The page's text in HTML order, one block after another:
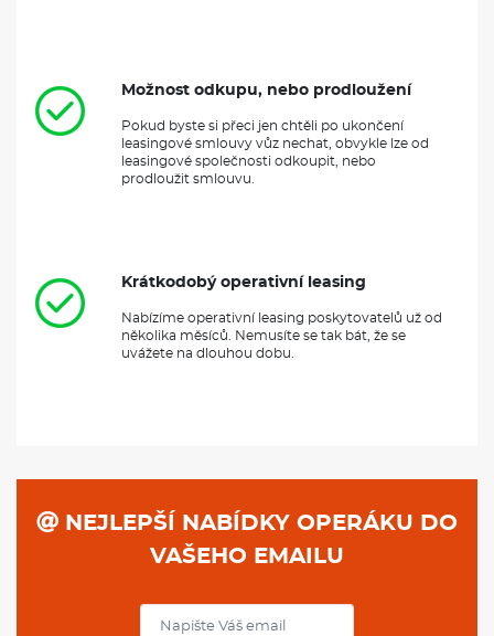
Možnost odkupu, nebo prodloužení
Pokud byste si přeci jen chtěli po ukončení
leasingové smlouvy vůz nechat, obvykle lze od
leasingové společnosti odkoupit, nebo
prodloužit smlouvu.
Krátkodobý operativní leasing
Nabízíme operativní leasing poskytovatelů už od
několika měsíců. Nemusíte se tak bát, že se
uvážete na dlouhou dobu.
NEJLEPŠÍ NABÍDKY OPERÁKU DO
VAŠEHO EMAILU